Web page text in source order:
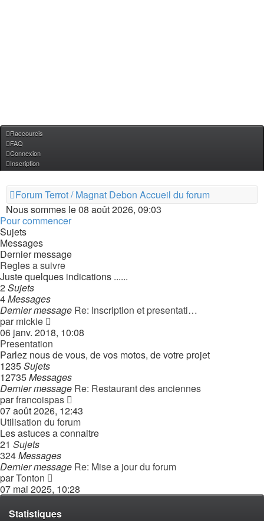
Raccourcis
FAQ
Connexion
Inscription
Forum Terrot / Magnat Debon Accueil du forum
Nous sommes le 08 août 2026, 09:03
Pour commencer
Sujets
Messages
Dernier message
Regles a suivre
Juste quelques indications ......
2Sujets
4Messages
Dernier message Re: Inscription et presentati…
parmickie
Consulter
le
dernier
message
06 janv. 2018, 10:08
Presentation
Parlez nous de vous, de vos motos, de votre projet
1235Sujets
12735Messages
Dernier message Re: Restaurant des anciennes
parfrancoispas
le
dernier
message
07 août 2026, 12:43
Utilisation du forum
Les astuces a connaitre
21 Sujets
324Messages
Dernier message Re: Mise a jour du forum
parTonton
Consulter
le
dernier
message
07 mai 2025, 10:28
Statistiques